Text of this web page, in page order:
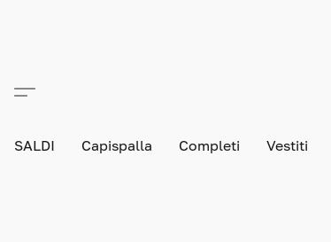
SALDI Capispalla Completi Vestiti